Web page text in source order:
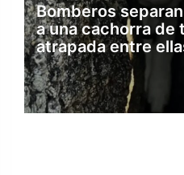
Bomberos
a una cachorra de
atrapada entre